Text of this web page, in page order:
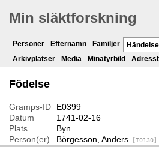
Min släktforskning
Personer Efternamn Familjer
Arkivplatser
Media Minatyrbild
Födelse
Gramps-ID
E0399
Datum
1741-02-16
Plats
Byn
Person(er)
Börgesson, Anders[I0130]